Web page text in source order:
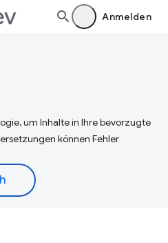
Anmelden
um Inhalte in Ihre bevorzugte
können Fehler